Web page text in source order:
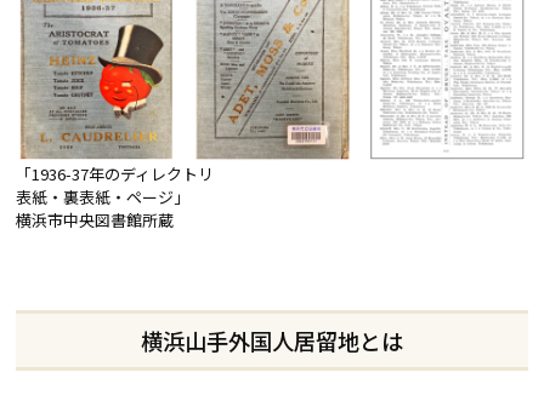
「1936-37年のディレクトリ
表紙・裏表紙・ページ」
横浜市中央図書館所蔵
横浜山手外国人居留地とは